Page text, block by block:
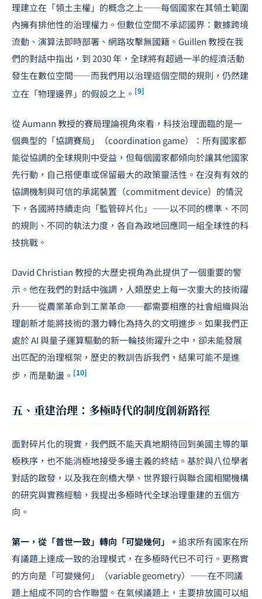
理建立在「領土主權」的概念之上——每個國家在其領土範圍
內擁有排他性的治理權力。但數位空間不承認國界：數據跨境
流動、演算法即時部署、網路攻擊無國籍。Guillen 教授在我
們的對話中指出，到 2030 年，全球將有超過一半的經濟活動
發生在數位空間——而我們用以治理這個空間的規則，仍然建
立在「物理邊界」的假設之上。 [9]
從 Aumann 教授的賽局理論視角來看，科技治理面臨的是一
個典型的「協調賽局」（coordination game）：所有國家都
能從協調的全球規則中受益，但每個國家都傾向於讓其他國家
先行動，自己搭便車或保留最大的政策靈活性。在沒有有效的
協調機制與可信的承諾裝置（commitment device）的情況
下，各國將持續走向「監管碎片化」——以不同的標準、不同
的規則、不同的執法力度，各自為政地回應同一組全球性的科
技挑戰。
David Christian 教授的大歷史視角為此提供了一個重要的警
示。他在我們的對話中強調，人類歷史上每一次重大的技術躍
升——從農業革命到工業革命——都需要相應的社會組織與治
理創新才能將技術的潛力轉化為持久的文明進步。如果我們正
處於 AI 與量子運算驅動的新一輪技術躍升之中，卻未能發展
出匹配的治理框架，歷史的教訓告訴我們，結果可能不是進
步，而是動盪。 [10]
五、重建治理：多極時代的制度創新路徑
面對碎片化的現實，我們既不能天真地期待回到美國主導的單
極秩序，也不能消極地接受多邊主義的終結。基於與八位學者
對話的啟發，以及我在劍橋大學、世界銀行與聯合國相關機構
的研究與實務經驗，我提出多極時代全球治理重建的五個方
向。
第一，從「普世一致」轉向「可變幾何」。 追求所有國家在所
有議題上達成一致的治理模式，在多極時代已不可行。更務實
的方向是「可變幾何」（variable geometry）——在不同議
題上組成不同的合作聯盟。在氣候議題上，主要排放國可以組